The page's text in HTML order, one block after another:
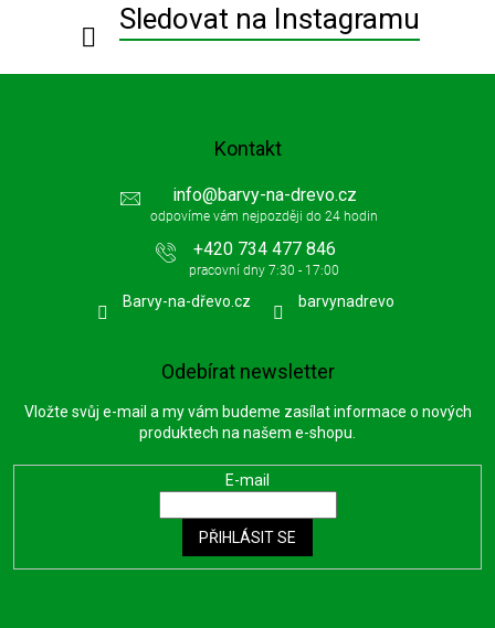
Sledovat na Instagramu
Kontakt
info@barvy-na-drevo.cz
+420 734 477 846
Barvy-na-dřevo.cz barvynadrevo
Odebírat newsletter
Vložte svůj e-mail a my vám budeme zasílat informace o nových
produktech na našem e-shopu.
E-mail
PŘIHLÁSIT SE